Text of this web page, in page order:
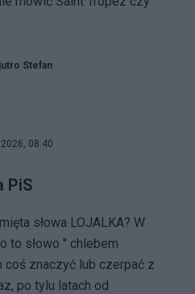
Stefan
08:40
PiS
słowa LOJALKA? W
to słowo " chlebem
coś znaczyć lub czerpać z
po tylu latach od